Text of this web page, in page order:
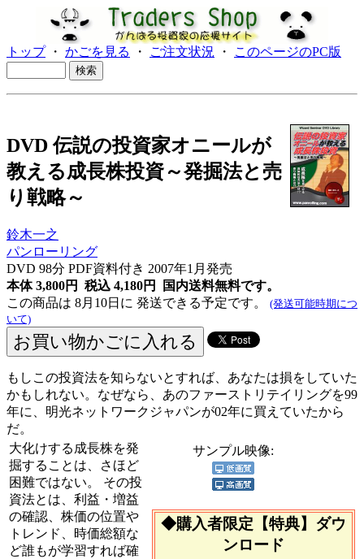
トップ・ かごを見る ・ ご注文状況 ・ このページのPC版
DVD 伝説の投資家オニールが
教える成長株投資～発掘法と売
り戦略～
鈴木一之
パンローリング
DVD 98分 PDF資料付き 2007年1月発売
本体 3,800円 税込 4,180円
国内送料無料です。
この商品は 8月10日に 発送できる予定です。 (発送可能時期につ
いて)
もしこの投資法を知らないとすれば、あなたは損をしていた
かもしれない。なぜなら、あのファーストリテイリングを99
年に、明光ネットワークジャパンが02年に買えていたから
だ。
大化けする成長株を発
掘することは、さほど
困難ではない。 その投
資法とは、利益・増益
の確認、株価の位置や
トレンド、時価総額な
ど誰もが学習すれば確
サンプル映像:
◆購入者限定【特典】ダウ
ンロード